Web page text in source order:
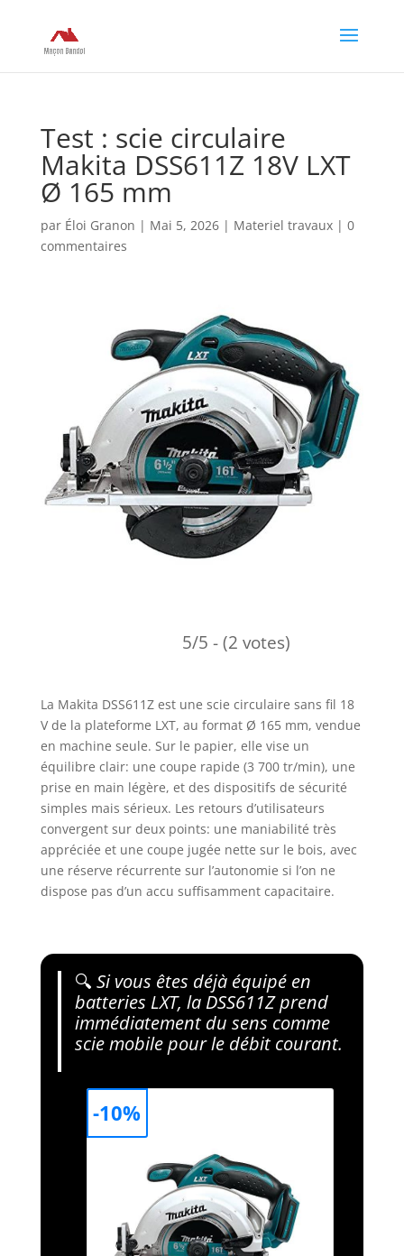
Test : scie circulaire
Makita DSS611Z 18V LXT
Ø 165 mm
par Éloi Granon | Mai 5, 2026| Materiel travaux| 0
commentaires
5/5 - (2 votes)
La Makita DSS611Z est une scie circulaire sans fil 18
V de la plateforme LXT, au format Ø 165 mm, vendue
en machine seule. Sur le papier, elle vise un
équilibre clair: une coupe rapide (3 700 tr/min), une
prise en main légère, et des dispositifs de sécurité
simples mais sérieux. Les retours d’utilisateurs
convergent sur deux points: une maniabilité très
appréciée et une coupe jugée nette sur le bois, avec
une réserve récurrente sur l’autonomie si l’on ne
dispose pas d’un accu suffisamment capacitaire.
🔍 Si vous êtes déjà équipé en
batteries LXT, la DSS611Z prend
immédiatement du sens comme
scie mobile pour le débit courant.
-10%